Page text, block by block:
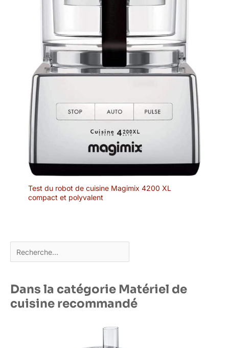
Test du robot de cuisine Magimix 4200 XL
compact et polyvalent
Rechercher
Dans la catégorie Matériel de
cuisine recommandé